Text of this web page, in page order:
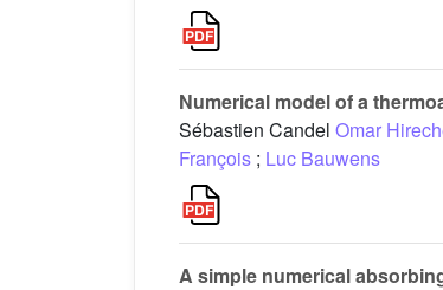
Numerical model of a
Sébastien Candel Omar
François ; Luc Bauwens
A simple numerical